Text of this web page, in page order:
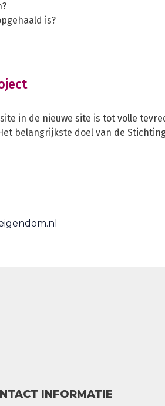
is?
in de nieuwe site is tot volle
belangrijkste doel van de
INFORMATIE